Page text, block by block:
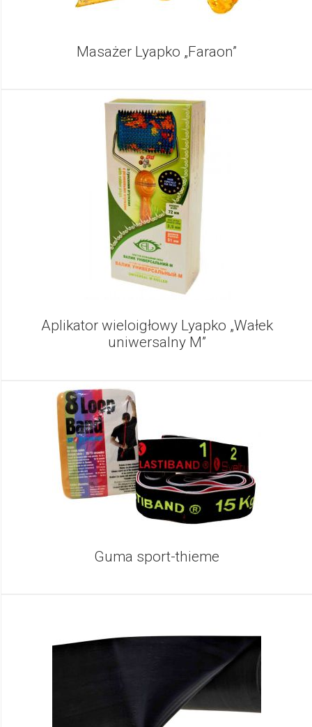
Masażer Lyapko „Faraon”
Aplikator wieloigłowy Lyapko „Wałek
uniwersalny M”
Guma sport-thieme